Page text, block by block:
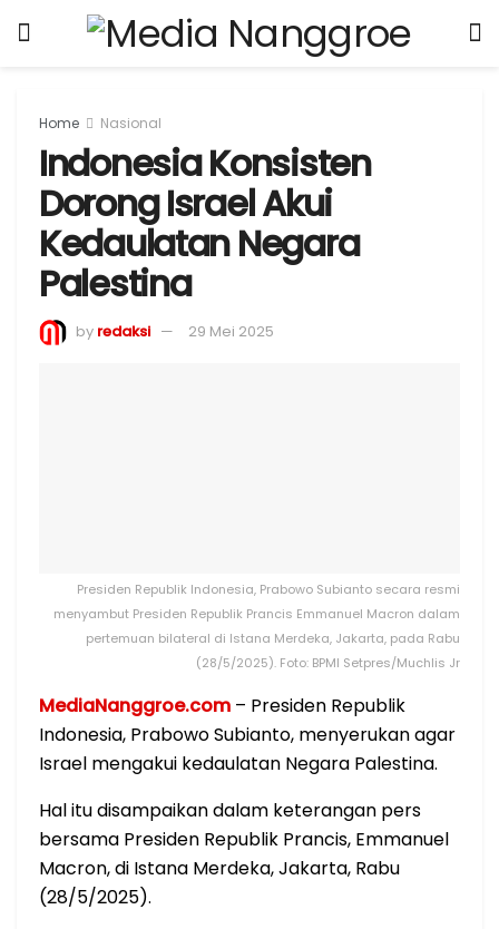
Home Nasional
Indonesia Konsisten
Dorong Israel Akui
Kedaulatan Negara
Palestina
by redaksi 29 Mei 2025
Presiden Republik Indonesia, Prabowo Subianto secara resmi
menyambut Presiden Republik Prancis Emmanuel Macron dalam
pertemuan bilateral di Istana Merdeka, Jakarta, pada Rabu
(28/5/2025). Foto: BPMI Setpres/Muchlis Jr
MediaNanggroe.com – Presiden Republik
Indonesia, Prabowo Subianto, menyerukan agar
Israel mengakui kedaulatan Negara Palestina.
Hal itu disampaikan dalam keterangan pers
bersama Presiden Republik Prancis, Emmanuel
Macron, di Istana Merdeka, Jakarta, Rabu
(28/5/2025).